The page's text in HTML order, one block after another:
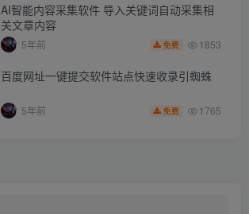
AI智能内容采集软件 导入关键词自动采集相
关文章内容
5年前 免费 1853
百度网址一键提交软件站点快速收录引蜘蛛
5年前 免费 1765